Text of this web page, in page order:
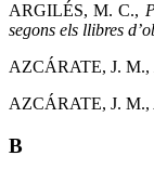
ARGILÉS, M. C.,
segons els llibres
AZCÁRATE, J. M.,
AZCÁRATE, J. M.,
B